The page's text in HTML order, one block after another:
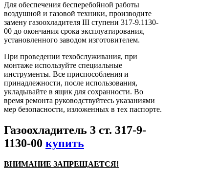
Для обеспечения бесперебойной работы
воздушной и газовой техники, производите
замену газоохладителя ІІІ ступени 317-9.1130-
00 до окончания срока эксплуатирования,
установленного заводом изготовителем.
При проведении техобслуживания, при
монтаже используйте специальные
инструменты. Все приспособления и
принадлежности, после использования,
укладывайте в ящик для сохранности. Во
время ремонта руководствуйтесь указаниями
мер безопасности, изложенных в тех паспорте.
Газоохладитель 3 ст. 317-9-
1130-00 купить
ВНИМАНИЕ ЗАПРЕЩАЕТСЯ!